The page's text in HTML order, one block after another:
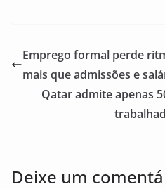
e
b
o
l e
Emprego formal perde
mais que admissões e
Qatar admite apenas
Deixe um